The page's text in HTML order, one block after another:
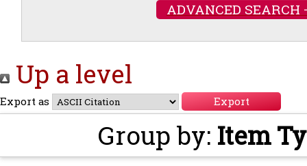
ADVANCED SEARCH
Up a level
Export as
Group by: Item